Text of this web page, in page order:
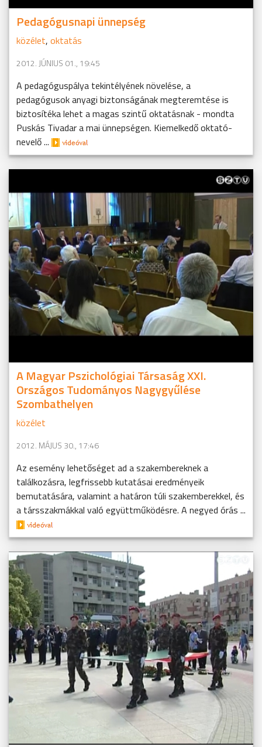
Pedagógusnapi ünnepség
közélet, oktatás
2012. JÚNIUS 01., 19:45
A pedagóguspálya tekintélyének növelése, a
pedagógusok anyagi biztonságának megteremtése is
biztosítéka lehet a magas szintű oktatásnak - mondta
Puskás Tivadar a mai ünnepségen. Kiemelkedő oktató-
nevelő ...
A Magyar Pszichológiai Társaság XXI.
Országos Tudományos Nagygyűlése
Szombathelyen
közélet
2012. MÁJUS 30., 17:46
Az esemény lehetőséget ad a szakembereknek a
találkozásra, legfrissebb kutatásai eredményeik
bemutatására, valamint a határon túli szakemberekkel, és
a társszakmákkal való együttműködésre. A negyed órás ...